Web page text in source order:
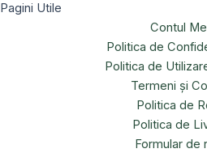
Pagini Utile
Contul
Politica de
Politica de
Termeni și
Politica de
Politica de
Formular de